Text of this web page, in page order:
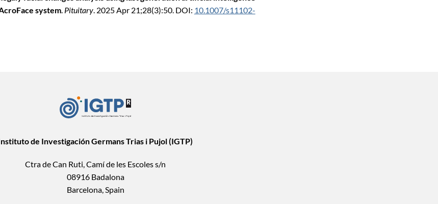
system. Pituitary. 2025 Apr 21;28(3):50. DOI: 10.1007/s11102-
de Investigación Germans Trias i Pujol (IGTP)
Ctra de Can Ruti, Camí de les Escoles s/n
08916 Badalona
Barcelona, Spain